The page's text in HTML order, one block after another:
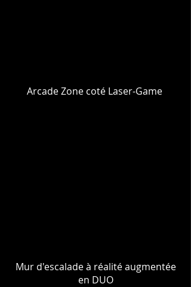
Arcade Zone coté Laser-Game
Mur d'escalade à réalité augmentée
en DUO